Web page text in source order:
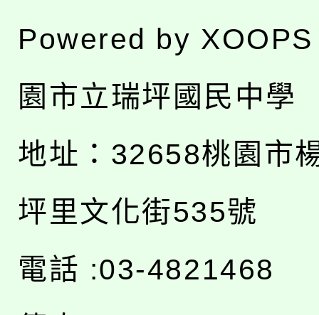
Powered by XOOPS
園市立瑞坪國民中學
地址： 32658桃園市
坪里文化街535號
電話 :03-4821468